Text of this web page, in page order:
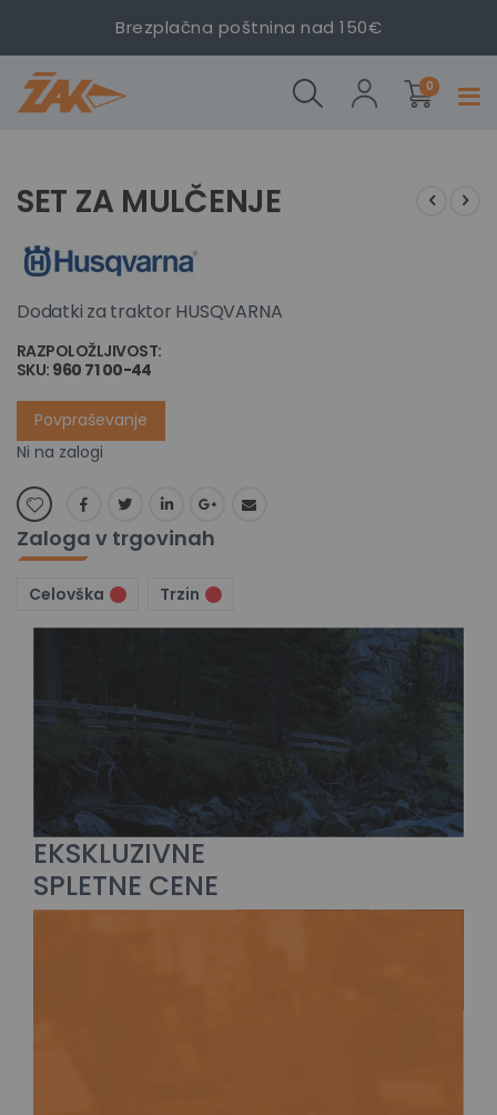
Brezplačna poštnina nad 150€
0izdelki
na
konec
slik
Set za
mulčenje
na
začetek
slik
SET ZA MULČENJE
Dodatki za traktor HUSQVARNA
RAZPOLOŽLJIVOST:
SKU 960 71 00-44
Povpraševanje
Ni na zalogi
Zaloga v trgovinah
Celovška Trzin
EKSKLUZIVNE
SPLETNE CENE